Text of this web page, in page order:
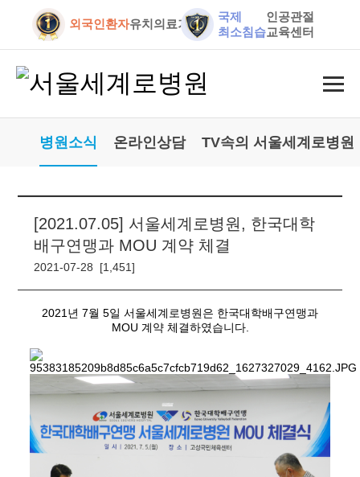
외국인환자유치의료기관
국제
최소침습
인공관절
교육센터
병원소식 온라인상담 TV속의 서울세계로병원
[2021.07.05] 서울세계로병원, 한국대학
배구연맹과 MOU 계약 체결
2021-07-28 [1,451]
2021년 7월 5일 서울세계로병원은 한국대학배구연맹과
MOU 계약 체결하였습니다.